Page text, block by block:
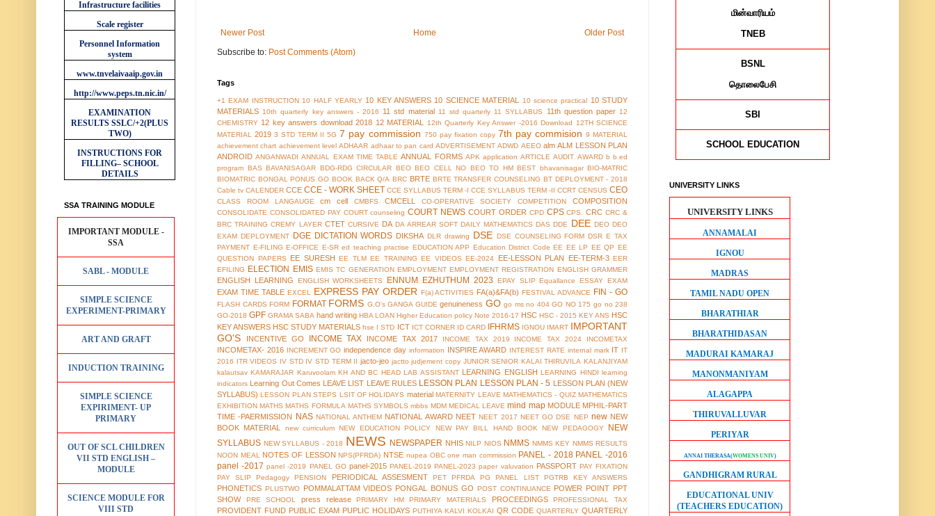
Newer Post Older Post
Home
Subscribe to: Post Comments (Atom)
Tags
+1 EXAM INSTRUCTION 10 HALF YEARLY 10 KEY ANSWERS 10 SCIENCE MATERIAL 10 science practical 10 STUDY
MATERIALS 10th quarterly key answers - 2016 11 std material 11 std quarterly 11 SYLLABUS 11th question paper 12
CHEMISTRY 12 key answers download 2018 12 MATERIAL 12th Quarterly Key Answer -2016 Download
12TH SCIENCE
MATERIAL
2019 3 STD TERM II 5G 7 pay commission 750 pay fixation copy 7th pay commision 9 MATERIAL
achievement chart achievement level ADHAAR adhaar to pan card ADVERTISEMENT ADWD AEEO alm ALM LESSON PLAN
ANDROID ANGANWADI ANNUAL EXAM TIME TABLE ANNUAL FORMS APK application ARTICLE AUDIT AWARD b b.ed
program BAS BAVANISAGAR BDG-RDG CIRCULAR BEO BEO CELL NO BEO TO HM BEST bhavanisagar BIO-MATRIC
BIOMATRIC BONGAL PONUS GO BOOK BACK Q/A BRC BRTE BRTE TRANSFER COUNSELING BT DEPLOYMENT - 2018
Cable tv CALENDER CCE CCE - WORK SHEET CCE SYLLABUS TERM -I CCE SYLLABUS TERM -II CCRT CENSUS CEO
CLASS ROOM LANGAUGE cm cell CMBFS CMCELL CO-OPERATIVE SOCIETY COMPETITION COMPOSITION
CONSOLIDATE CONSOLIDATED PAY COURT counseling COURT NEWS COURT ORDER CPD CPS CPS. CRC CRC &
BRC TRAINING CREMY LAYER CTET CURSIVE DA DA ARREAR SOFT DAILY MATHEMATICS DAS DDE DEE DEO DEO
EXAM DEPLOYMENT DGE DICTATION WORDS DIKSHA DLR drawing DSE DSE COUNSELING FORM DSR E TAX
PAYMENT E-FILING E-OFFICE E-SR ed teaching practise EDUCATION APP Education District Code EE EE LP EE QP EE
QUESTION PAPERS
EE SURESH EE TLM EE TRAINING EE VIDEOS EE-2024 EE-LESSON PLAN EE-TERM-3 EER
EFILING
ELECTION EMIS EMIS TC GENERATION EMPLOYMENT EMPLOYMENT REGISTRATION ENGLISH GRAMMER
ENGLISH LEARNING ENGLISH WORKSHEETS ENNUM EZHUTHUM 2023 EPAY SLIP Equallance ESSAY EXAM
EXAM TIME TABLE EXCEL EXPRESS PAY ORDER F(a) ACTIVITIES FA(a)&FA(b) FESTIVAL ADVANCE FIN - GO
FLASH CARDS FORM FORMAT FORMS G.O's GANGA GUIDE genuineness GO go ms no 404 GO NO 175 go no 238
GO-2018 GPF GRAMA SABA hand writing HBA LOAN Higher Education policy Note 2016-17 HSC HSC - 2015 KEY ANS HSC
KEY ANSWERS HSC STUDY MATERIALS hse I STD ICT ICT CORNER ID CARD IFHRMS IGNOU IMART IMPORTANT
GO'S
INCENTIVE GO INCOME TAX INCOME TAX 2017 INCOME TAX 2019 INCOME TAX 2024 INCOMETAX
INCOMETAX- 2016 INCREMENT GO independence day information INSPIRE AWARD INTEREST RATE internal mark IT IT
2016 ITR VIDEOS IV STD IV STD TERM II jacto-jeo jactto judjement copy JUNIOR SENIOR KALAI THIRUVILA KALANJIYAM
kalautsav KAMARAJAR Karuvoolam KH AND BC HEAD LAB ASSISTANT LEARNING ENGLISH LEARNING HINDI learning
indicators Learning Out Comes LEAVE LIST LEAVE RULES LESSON PLAN LESSON PLAN - 5 LESSON PLAN (NEW
SYLLABUS) LESSON PLAN STEPS LSIT OF HOLIDAYS material MATERNITY LEAVE MATHEMATICS - QUIZ MATHEMATICS
EXHIBITION MATHS MATHS FORMULA MATHS SYMBOLS mbbs MDM MEDICAL LEAVE mind map MODULE MPHIL-PART
TIME -PAERMISSION
NAS NATIONAL ANTHEM NATIONAL AWARD NEET NEET 2017 NEET GO DSE NEP new NEW
BOOK MATERIAL
new curriculum NEW EDUCATION POLICY NEW PAY BILL HAND BOOK NEW PEDAGOGY
NEW
SYLLABUS NEW SYLLABUS - 2018 NEWS NEWSPAPER NHIS NILP NIOS NMMS NMMS KEY NMMS RESULTS
NOON MEAL
NOTES OF LESSON NPS(PFRDA) NTSE nupea OBC one man commission PANEL - 2018 PANEL -2016
panel -2017 panel -2019 PANEL GO panel-2015 PANEL-2019 PANEL-2023 paper valuvation PASSPORT PAY FIXATION
PAY SLIP
Pedagogy PENSION PERIODICAL ASSESMENT PET PFRDA PG PANEL LIST PGTRB KEY ANSWERS
PHONETICS PLUSTWO POMMALATTAM VIDEOS PONGAL BONUS GO POST CONTINUANCE POWER POINT PPT
SHOW
PRE SCHOOL press release PRIMARY HM PRIMARY MATERIALS PROCEEDINGS PROFESSIONAL TAX
PROVIDENT FUND PUBLIC EXAM PUPLIC HOLIDAYS PUTHIYA KALVI KOLKAI QR CODE QUARTERLY QUARTERLY
Infrastructure facilities
Scale register
Personnel Information
system
www.tnvelaivaaip.gov.in
http://www.peps.tn.nic.in/
EXAMINATION
RESULTS SSLC/+2(PLUS
TWO)
INSTRUCTIONS FOR
FILLING– SCHOOL
DETAILS
SSA TRAINING MODULE
IMPORTANT MODULE -
SSA
SABL - MODULE
SIMPLE SCIENCE
EXPERIMENT-PRIMARY
ART AND GRAFT
INDUCTION TRAINING
SIMPLE SCIENCE
EXPIRIMENT- UP
PRIMARY
OUT OF SCL CHILDREN
VII STD ENGLISH –
MODULE
SCIENCE MODULE FOR
VIII STD
மின்வாரியம்
TNEB
BSNL
தொலைபேசி
SBI
SCHOOL EDUCATION
UNIVERSITY LINKS
UNIVERSITY LINKS
ANNAMALAI
IGNOU
MADRAS
TAMIL NADU OPEN
BHARATHIAR
BHARATHIDASAN
MADURAI KAMARAJ
MANONMANIYAM
ALAGAPPA
THIRUVALLUVAR
PERIYAR
ANNAI THERASA(WOMENS UNIV)
GANDHIGRAM RURAL
EDUCATIONAL UNIV
(TEACHERS EDUCATION)